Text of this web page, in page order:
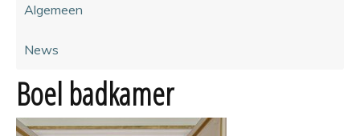
Algemeen
News
Boel badkamer